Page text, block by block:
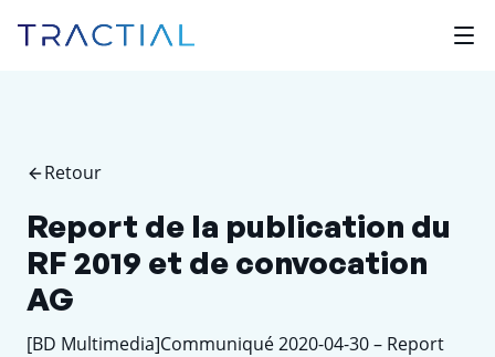
Retour
Report de la publication du
RF 2019 et de convocation
AG
[BD Multimedia]Communiqué 2020-04-30 – Report